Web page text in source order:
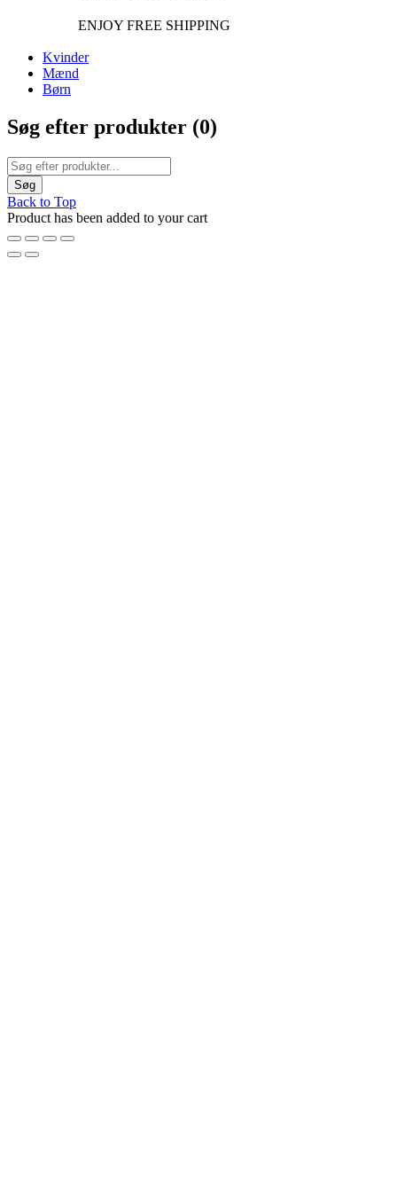
ENJOY FREE SHIPPING
Kvinder
Mænd
Børn
Søg efter produkter (0)
Back to Top
Product has been added to your cart